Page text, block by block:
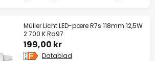
Müller Licht LED-pære R7s 118mm 12,5W
2 700 K Ra97
199,00 kr
Datablad